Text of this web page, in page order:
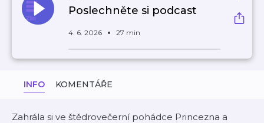
Poslechněte si podcast
4. 6. 2026 27 min
INFO KOMENTÁŘE
Zahrála si ve štědrovečerní pohádce Princezna a